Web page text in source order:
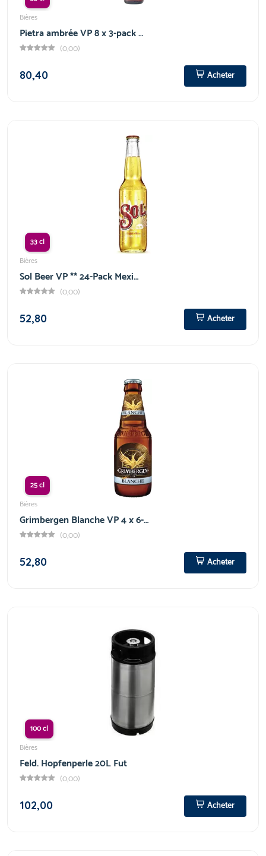
Bières
Pietra ambrée VP 8 x 3-pack …
(0,00)
80,40
Acheter
33 cl
Bières
Sol Beer VP ** 24-Pack Mexi…
(0,00)
52,80
Acheter
25 cl
Bières
Grimbergen Blanche VP 4 x 6-…
(0,00)
52,80
Acheter
100 cl
Bières
Feld. Hopfenperle 20L Fut
(0,00)
102,00
Acheter